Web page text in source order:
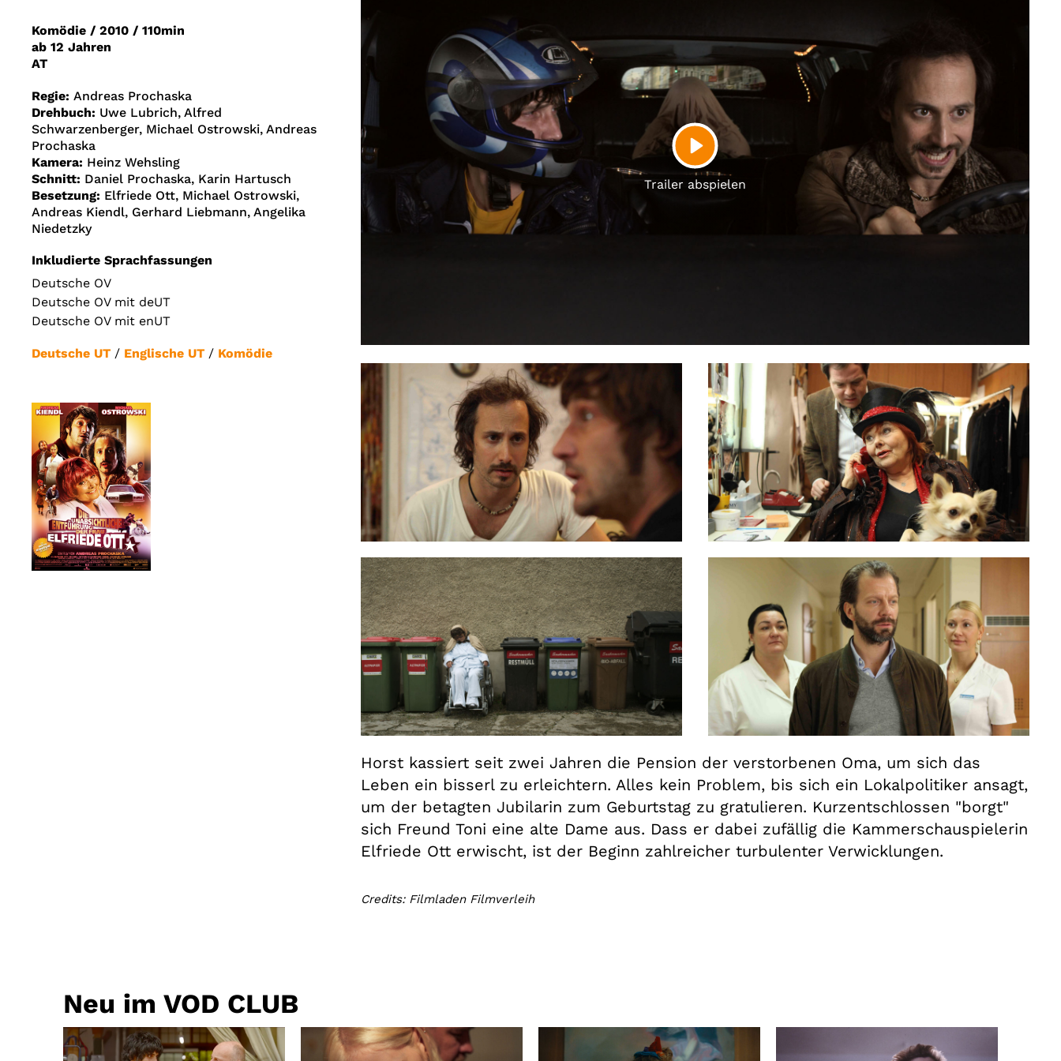
& Filmpässe
Account
Suche
PLAY
Trailer abspielen
Komödie / 2010 / 110min
ab 12 Jahren
AT
Regie: Andreas Prochaska
Drehbuch: Uwe Lubrich, Alfred
Schwarzenberger, Michael Ostrowski, Andreas
Prochaska
Kamera: Heinz Wehsling
Schnitt: Daniel Prochaska, Karin Hartusch
Besetzung: Elfriede Ott, Michael Ostrowski,
Andreas Kiendl, Gerhard Liebmann, Angelika
Niedetzky
Inkludierte Sprachfassungen
Deutsche OV
Deutsche OV mit deUT
Deutsche OV mit enUT
Deutsche UT / Englische UT / Komödie
Horst kassiert seit zwei Jahren die Pension der verstorbenen Oma, um sich das
Leben ein bisserl zu erleichtern. Alles kein Problem, bis sich ein Lokalpolitiker ansagt,
um der betagten Jubilarin zum Geburtstag zu gratulieren. Kurzentschlossen "borgt"
sich Freund Toni eine alte Dame aus. Dass er dabei zufällig die Kammerschauspielerin
Elfriede Ott erwischt, ist der Beginn zahlreicher turbulenter Verwicklungen.
Credits: Filmladen Filmverleih
Neu im VOD CLUB